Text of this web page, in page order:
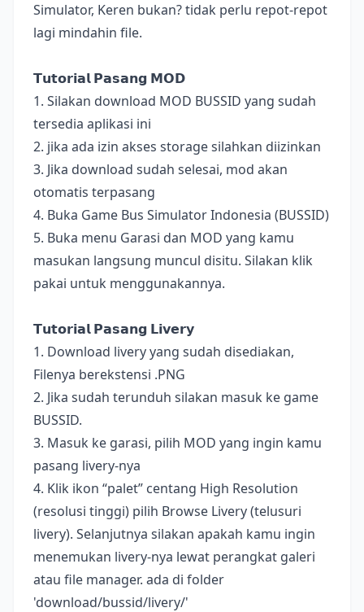
Simulator, Keren bukan? tidak perlu repot-repot
lagi mindahin file.
𝗧𝘂𝘁𝗼𝗿𝗶𝗮𝗹 𝗣𝗮𝘀𝗮𝗻𝗴 𝗠𝗢𝗗
1. Silakan download MOD BUSSID yang sudah
tersedia aplikasi ini
2. jika ada izin akses storage silahkan diizinkan
3. Jika download sudah selesai, mod akan
otomatis terpasang
4. Buka Game Bus Simulator Indonesia (BUSSID)
5. Buka menu Garasi dan MOD yang kamu
masukan langsung muncul disitu. Silakan klik
pakai untuk menggunakannya.
𝗧𝘂𝘁𝗼𝗿𝗶𝗮𝗹 𝗣𝗮𝘀𝗮𝗻𝗴 𝗟𝗶𝘃𝗲𝗿𝘆
1. Download livery yang sudah disediakan,
Filenya berekstensi .PNG
2. Jika sudah terunduh silakan masuk ke game
BUSSID.
3. Masuk ke garasi, pilih MOD yang ingin kamu
pasang livery-nya
4. Klik ikon “palet” centang High Resolution
(resolusi tinggi) pilih Browse Livery (telusuri
livery). Selanjutnya silakan apakah kamu ingin
menemukan livery-nya lewat perangkat galeri
atau file manager. ada di folder
'download/bussid/livery/'